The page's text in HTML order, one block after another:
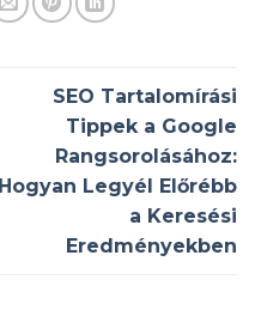
SEO Tartalomírási
Tippek a Google
Rangsorolásához:
Hogyan Legyél Előrébb
a Keresési
Eredményekben